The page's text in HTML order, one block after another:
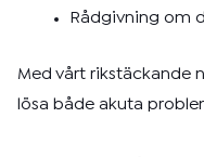
Rådgivning om
Med vårt rikstäckande
lösa både akuta